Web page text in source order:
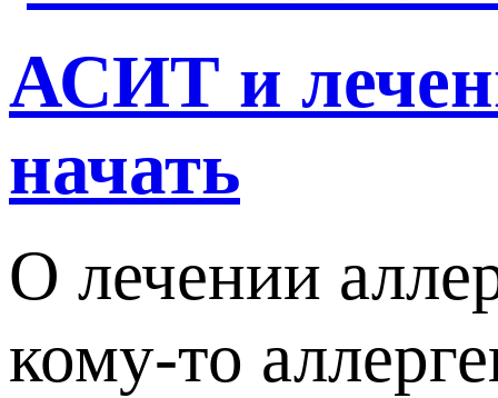
АСИТ и
начать
О лечении
кому-то